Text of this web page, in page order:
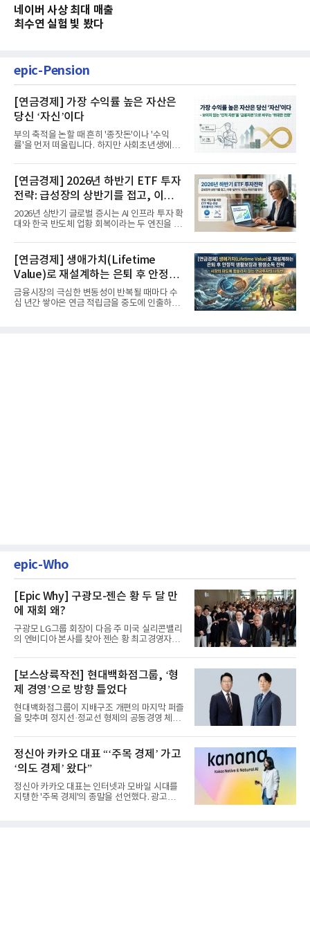
네이버 사상 최대 매출
최수연 실험 빛 봤다
epic-Pension
[연금경제] 가장 수익률 높은 자산은
당신 ‘자신’이다
부의 축적을 논할 때 흔히 '종잣돈'이나 '수익
률'을 먼저 떠올립니다. 하지만 사회초년생에게
[연금경제] 2026년 하반기 ETF 투자
전략: 급성장의 상반기를 접고, 이제
'실적'이 가르는 하반기를 맞다
2026년 상반기 글로벌 증시는 AI 인프라 투자 확
대와 한국 반도체 업황 회복이라는 두 엔진을 달
[연금경제] 생애가치(Lifetime
Value)로 재설계하는 은퇴 후 안정적
생활보장과 평생소득 전략
금융시장의 극심한 변동성이 반복될 때마다 수
십 년간 쌓아온 연금 적립금을 중도에 인출하거
epic-Who
[Epic Why] 구광모-젠슨 황 두 달 만
에 재회 왜?
구광모 LG그룹 회장이 다음 주 미국 실리콘밸리
의 엔비디아 본사를 찾아 젠슨 황 최고경영자
[보스상륙작전] 현대백화점그룹, ‘형
제 경영’으로 방향 틀었다
현대백화점그룹이 지배구조 개편의 마지막 퍼즐
을 맞추며 정지선·정교선 형제의 공동경영 체제
정신아 카카오 대표 “‘주목 경제’ 가고
‘의도 경제’ 왔다”
정신아 카카오 대표는 인터넷과 모바일 시대를
지탱한 '주목 경제'의 종말을 선언했다. 광고를